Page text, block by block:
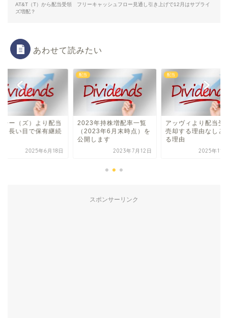
AT&T（T）から配当受領 フリーキャッシュフロー見通し引き上げで12月はサプライ
ズ増配？
あわせて読みたい
シー（ズ）より配当
長い目で保有継続
2025年6月18日
配当
2023年持株増配率一覧
（2023年6月末時点）を
公開します
2023年7月12日
配当
アッヴィより配当
売却する理由なしと
る理由
2025年11
スポンサーリンク